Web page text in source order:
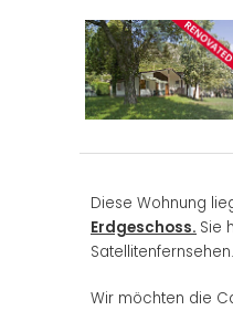
Diese Wohnung
Erdgeschoss. Sie
Wir möchten die